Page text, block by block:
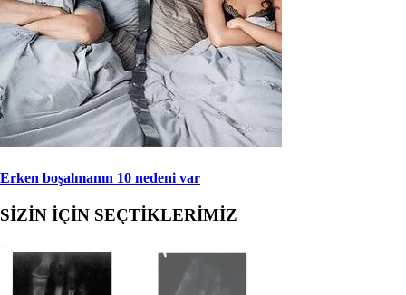
Erken boşalmanın 10 nedeni var
SİZİN İÇİN SEÇTİKLERİMİZ